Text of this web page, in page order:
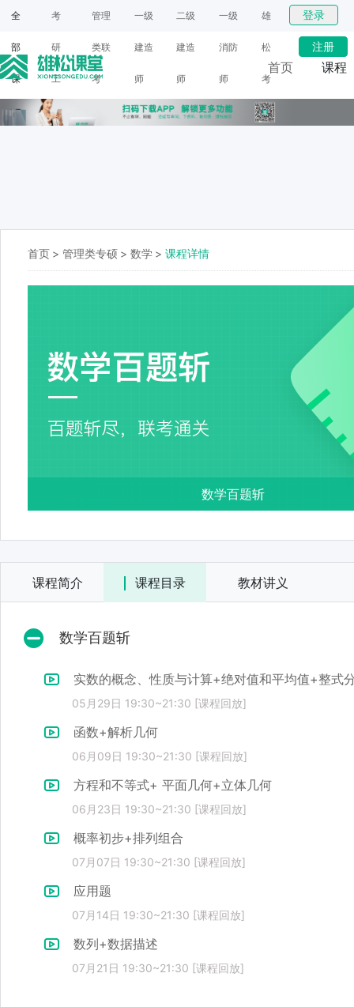
全
部
课
程
考
研
工
具
管理
类联
考
一级
建造
师
二级
建造
师
一级
消防
师
雄
松
考
研
登录
注册
首页 课程
首页 > 管理类专硕 > 数学 > 课程详情
数学百题斩
课程简介 课程目录 教材讲义
数学百题斩
实数的概念、性质与计算+绝对值和平均值+整式
05月29日 19:30~21:30 [课程回放]
函数+解析几何
06月09日 19:30~21:30 [课程回放]
方程和不等式+ 平面几何+立体几何
06月23日 19:30~21:30 [课程回放]
概率初步+排列组合
07月07日 19:30~21:30 [课程回放]
应用题
07月14日 19:30~21:30 [课程回放]
数列+数据描述
07月21日 19:30~21:30 [课程回放]